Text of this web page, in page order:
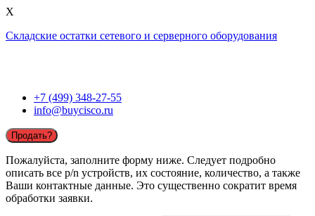
X
Складские остатки сетевого и серверного оборудования
+7 (499) 348-27-55
info@buycisco.ru
Продать?
Пожалуйста, заполните форму ниже. Следует подробно
описать все p/n устройств, их состояние, количество, а также
Ваши контактные данные. Это существенно сократит время
обработки заявки.